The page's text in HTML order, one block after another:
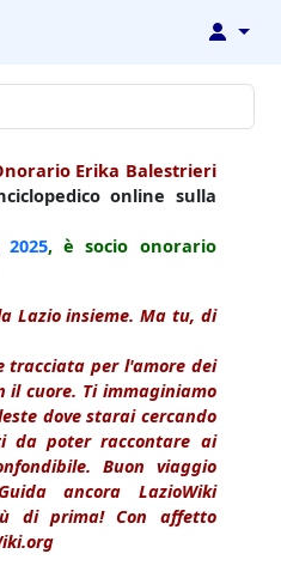
↓
Erika Balestrieri
online sulla
2025, è socio onorario
Lazio insieme. Ma tu, di
tracciata per l'amore dei
il cuore. Ti immaginiamo
dove starai cercando
da poter raccontare ai
Buon viaggio
ancora LazioWiki
di prima! Con affetto